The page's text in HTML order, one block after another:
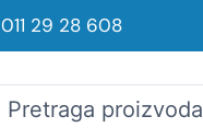
011 29 28 608